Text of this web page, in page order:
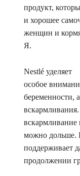
продукт,
и хорошее
женщин и
Я.
Nestlé уделяет
особое
беременности,
вскармливание
можно дольше.
поддерживает
продолжении